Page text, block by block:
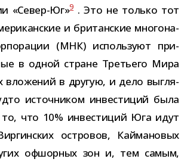
«Север-​Юг»9 . Это не только тот
и бри­тан­ские мно­го­на­
(МНК) исполь­зуют при­
в одной стране Третьего Мира
вло­же­ний в дру­гую, и дело выгля­
источ­ни­ком инве­сти­ций была
что 10% инве­сти­ций Юга идут
ост­ро­вов, Каймановых
офшор­ных зон и, тем самым,